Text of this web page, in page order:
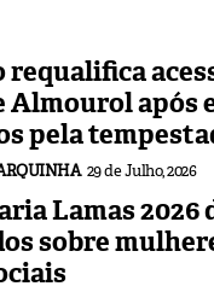
Almourol após
pela
29 de Julho, 2026
Lamas 2026
sobre